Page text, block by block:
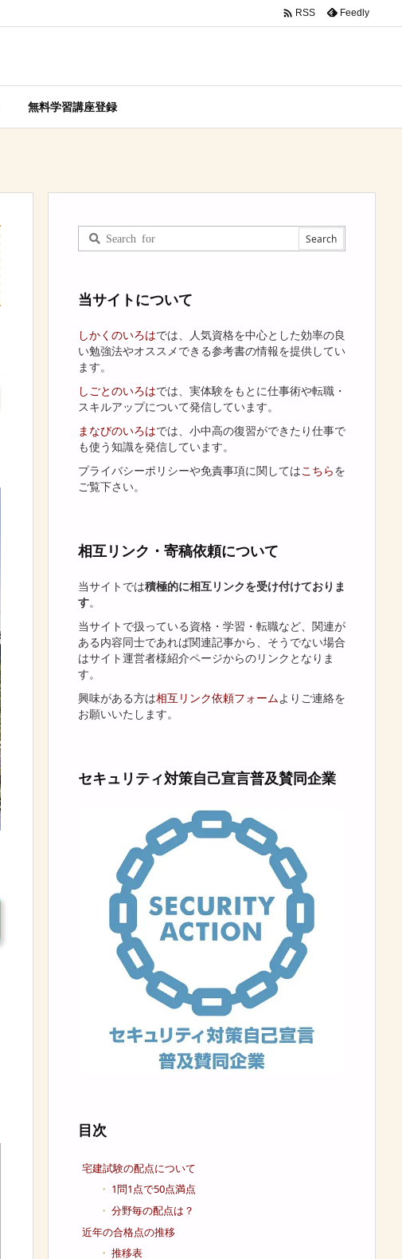
無料学習講座登録
 RSS Feedly
当サイトについて
しかくのいろはでは、人気資格を中心とした効率の良
い勉強法やオススメできる参考書の情報を提供してい
ます。
しごとのいろはでは、実体験をもとに仕事術や転職・
スキルアップについて発信しています。
まなびのいろはでは、小中高の復習ができたり仕事で
も使う知識を発信しています。
プライバシーポリシーや免責事項に関してはこちらを
ご覧下さい。
相互リンク・寄稿依頼について
当サイトでは積極的に相互リンクを受け付けておりま
す。
当サイトで扱っている資格・学習・転職など、関連が
ある内容同士であれば関連記事から、そうでない場合
はサイト運営者様紹介ページからのリンクとなりま
す。
興味がある方は相互リンク依頼フォームよりご連絡を
お願いいたします。
セキュリティ対策自己宣言普及賛同企業
目次
宅建試験の配点について
1問1点で50点満点
分野毎の配点は？
近年の合格点の推移
推移表